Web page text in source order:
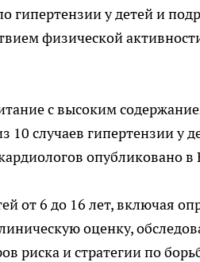
гипертензии у детей и
физической
с высоким
случаев гипертензии у
опубликовано в
от 6 до 16 лет, включая
оценку,
риска и стратегии по